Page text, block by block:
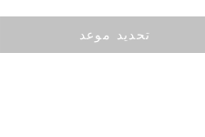
تحديد موعد